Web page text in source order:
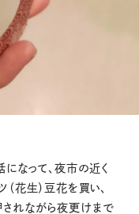
になって、夜市の近く
花生）豆花を買い、
されながら夜更けまで